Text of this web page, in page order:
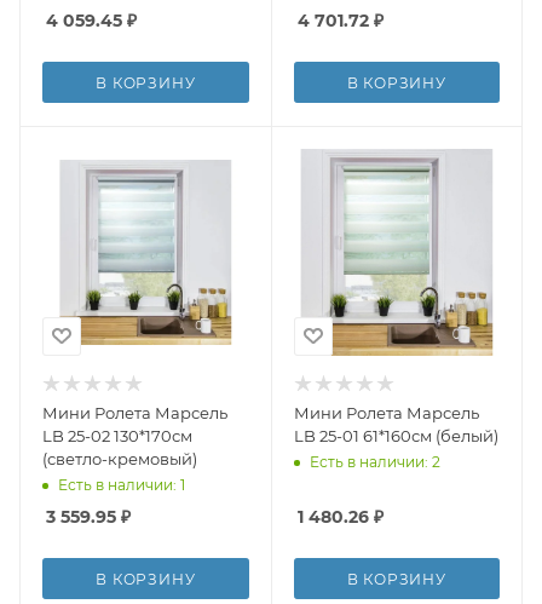
4 059.45 ₽
В КОРЗИНУ
4 701.72₽
В КОРЗИНУ
Мини Ролета Марсель
LB 25-02 130*170см
(светло-кремовый)
Есть в наличии: 1
3 559.95 ₽
В КОРЗИНУ
Мини Ролета Марсель
LB 25-01 61*160см (белый)
Есть в наличии: 2
1 480.26₽
В КОРЗИНУ